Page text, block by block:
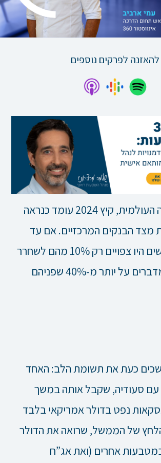
להאזנה לפרקים נוספים
מבחינת הכלכלה העולמית, קיץ 2024 עומד כנראה
מצד הבנקים המרכזיים. אם עד
לפני מספר חודשים היו צפויים רק 10% מהם לשחרר
לחץ, היום כבר מדברים על יותר מ-40% שפניהם
כעת את תשומת הלב: האחד
עם סעודיה, שקבל אותה במשך
נפט בדולר אמריקאי בלבד
של הממשל, שרואה את הדולר
אחרים (ואת אג”ח